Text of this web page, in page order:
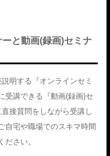
と動画(録画)セミナ
明する『オンラインセミ
受講できる『動画(録画)セ
接質問をしながら受講し
自宅や職場でのスキマ時間
さい。